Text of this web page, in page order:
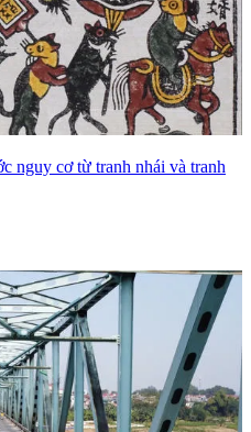
nguy cơ từ tranh nhái và tranh